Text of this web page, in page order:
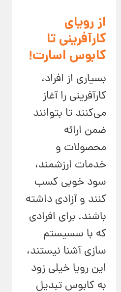
از رویای
کارآفرینی تا
کابوس اسارت!
بسیاری از افراد،
کارآفرینی را آغاز
می‌کنند تا بتوانند
ضمن ارائه
محصولات و
خدمات ارزشمند،
سود خوبی کسب
کنند و آزادی داشته
باشند. برای افرادی
که با سسیستم
سازی آشنا نیستند،
این رویا خیلی زود
به کابوس تبدیل